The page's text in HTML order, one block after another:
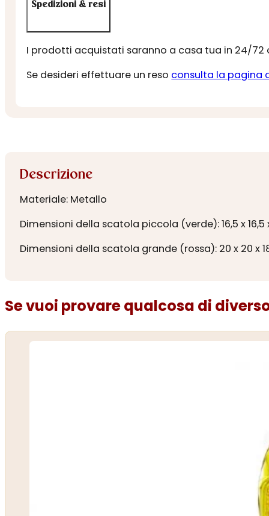
Spedizioni & resi
I prodotti acquistati saranno a casa tua in 24/72
Se desideri effettuare un reso consulta la pagina
Descrizione
Materiale: Metallo
Dimensioni della scatola piccola (verde): 16,5 x 16,5
Dimensioni della scatola grande (rossa): 20 x 20 x
Se vuoi provare qualcosa di